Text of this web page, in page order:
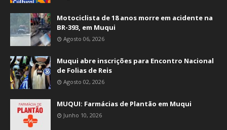
Motociclista de 18 anos morre em acidente na
BR-393, em Muqui
Agosto 06, 2026
Muqui abre inscrições para Encontro Nacional
de Folias de Reis
Agosto 02, 2026
MUQUI: Farmácias de Plantão em Muqui
Junho 10, 2026